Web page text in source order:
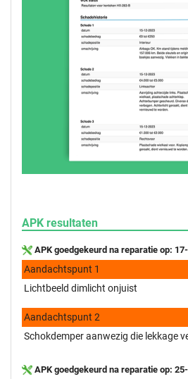
APK resultaten
APK goedgekeurd na reparatie op:
Aandachtspunt 1
Lichtbeeld dimlicht onjuist
Aandachtspunt 2
Schokdemper aanwezig die lekkage
APK goedgekeurd na reparatie op: